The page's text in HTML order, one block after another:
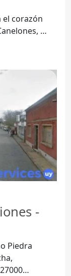
se
-
Piedra